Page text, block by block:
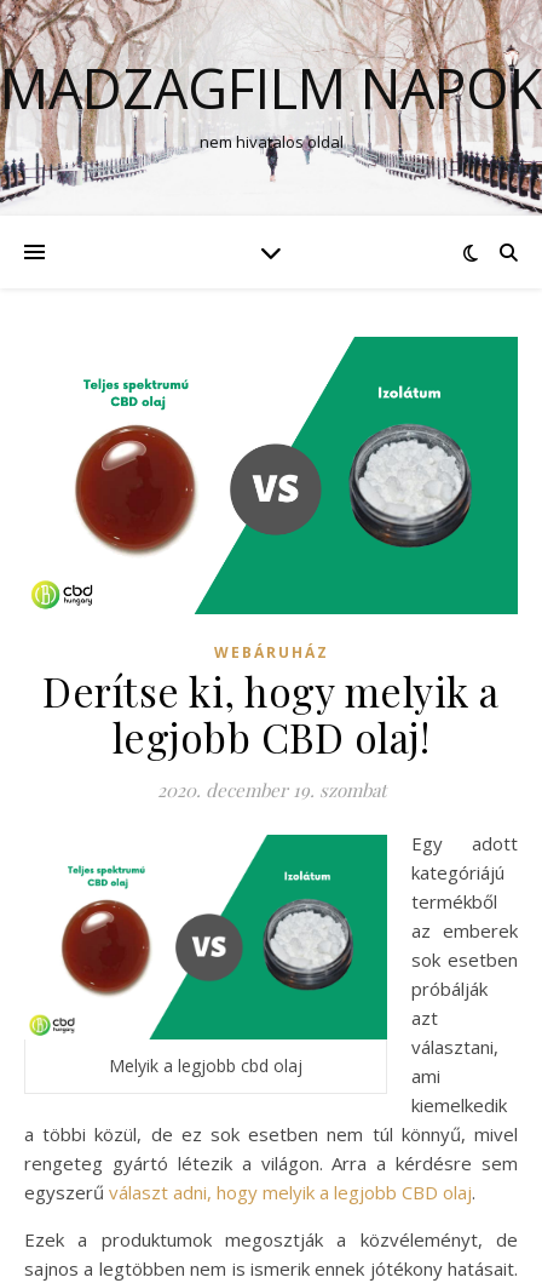
MADZAGFILM NAPOK
nem hivatalos oldal
WEBÁRUHÁZ
Derítse ki, hogy melyik a
legjobb CBD olaj!
2020. december 19. szombat
Melyik a legjobb cbd olaj
Egy adott
kategóriájú
termékből
az emberek
sok esetben
próbálják
azt
választani,
ami
kiemelkedik
a többi közül, de ez sok esetben nem túl könnyű, mivel
rengeteg gyártó létezik a világon. Arra a kérdésre sem
egyszerű választ adni, hogy melyik a legjobb CBD olaj.
Ezek a produktumok megosztják a közvéleményt, de
sajnos a legtöbben nem is ismerik ennek jótékony hatásait.